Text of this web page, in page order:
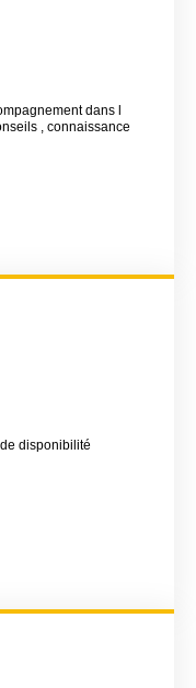
dans l
, connaissance
disponibilité